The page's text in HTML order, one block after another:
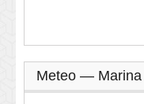
Meteo — Marina